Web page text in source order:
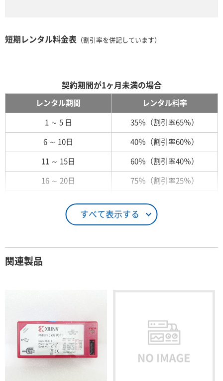
短期レンタル料金表 （割引率を併記しています）
すべて表示する
契約期間が1ヶ月未満の場合
レンタル期間 レンタル料率
1 ～ 5 日 35％（割引率65％）
6 ～ 10日 40％（割引率60％）
11 ～ 15日 60％（割引率40％）
16 ～ 20日 75％（割引率25％）
26日 ～ 1ヶ月 100％（割引率 0％）
100％（割引率 0％）
3ヶ月 80％（割引率20％）
4ヶ月 75％（割引率25％）
関連製品